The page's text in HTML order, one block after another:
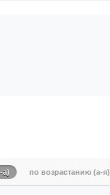
а) по возрастанию (а-я)